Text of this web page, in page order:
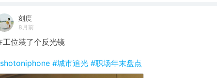
刻度
8月前
工位装了个反光镜
#城市追光 #职场年末盘点